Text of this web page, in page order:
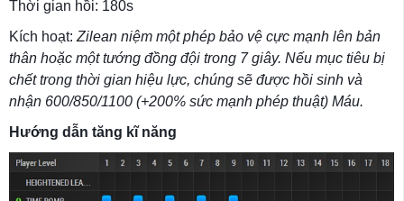
Thời gian hồi: 180s
Kích hoạt: Zilean niệm một phép bảo vệ cực mạnh lên bản
thân hoặc một tướng đồng đội trong 7 giây. Nếu mục tiêu bị
chết trong thời gian hiệu lực, chúng sẽ được hồi sinh và
nhận 600/850/1100 (+200% sức mạnh phép thuật) Máu.
Hướng dẫn tăng kĩ năng